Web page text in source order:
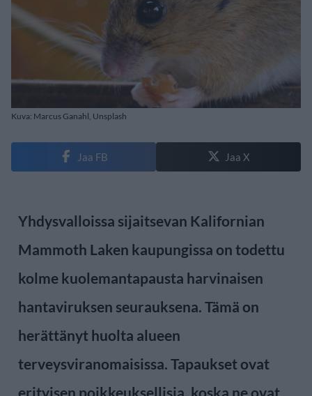
Kuva: Marcus Ganahl, Unsplash
Jaa FB Jaa X
Yhdysvalloissa sijaitsevan Kalifornian
Mammoth Laken kaupungissa on todettu
kolme kuolemantapausta harvinaisen
hantaviruksen seurauksena. Tämä on
herättänyt huolta alueen
terveysviranomaisissa. Tapaukset ovat
erityisen poikkeuksellisia, koska ne ovat